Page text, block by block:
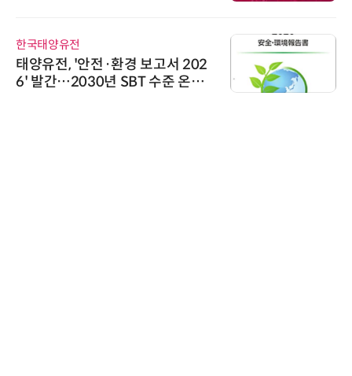
한국태양유전
태양유전, '안전·환경 보고서 202
6' 발간…2030년 SBT 수준 온실